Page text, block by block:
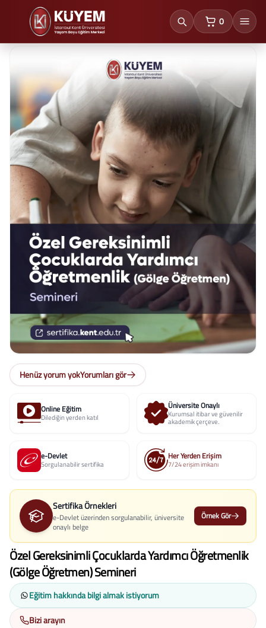
0
sepetteki
Henüz yorum yokYorumları gör
Online Eğitim
Dilediğin yerden katıl
Üniversite Onaylı
Kurumsal itibar ve güvenilir
akademik çerçeve.
e-Devlet
Sorgulanabilir sertifika
Her Yerden Erişim
7/24 erişim imkanı
Sertifika Örnekleri
e-Devlet üzerinden sorgulanabilir, üniversite
onaylı belge
Örnek Gör
Özel Gereksinimli Çocuklarda Yardımcı Öğretmenlik
(Gölge Öğretmen) Semineri
Eğitim hakkında bilgi almak istiyorum
Bizi arayın